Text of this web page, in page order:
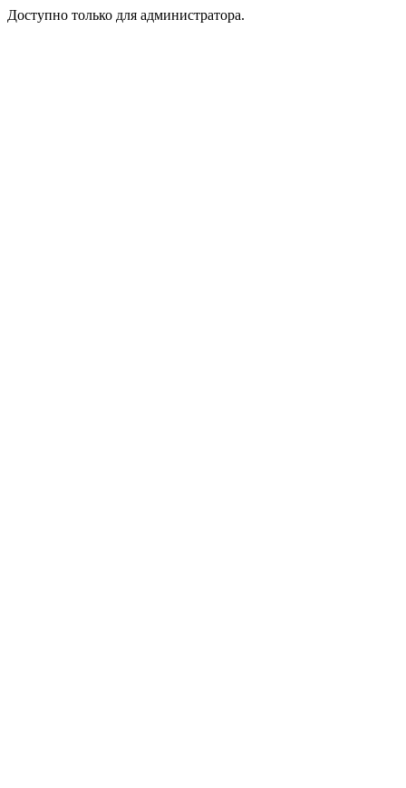
Доступно только для администратора.